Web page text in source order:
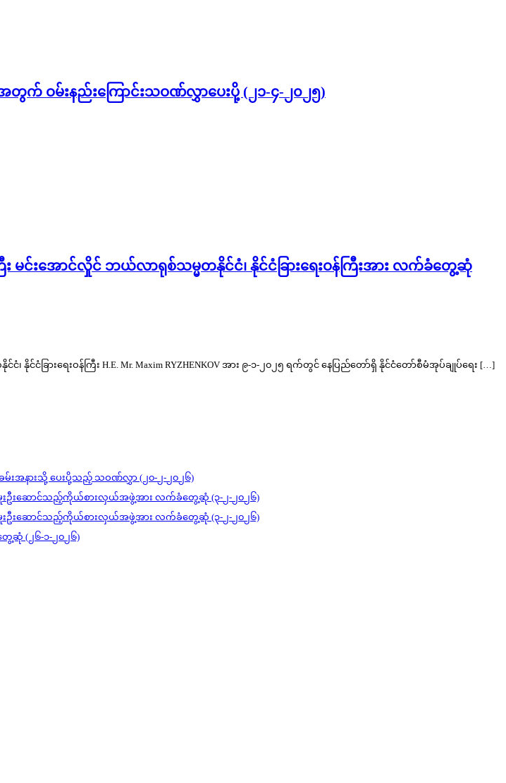
တွက် ဝမ်းနည်းကြောင်းသဝဏ်လွှာပေးပို့ (၂၁-၄-၂၀၂၅)
း မင်းအောင်လှိုင် ဘယ်လာရုစ်သမ္မတနိုင်ငံ၊ နိုင်ငံခြားရေးဝန်ကြီးအား လက်ခံတွေ့ဆုံ
ငံခြားရေးဝန်ကြီး H.E. Mr. Maxim RYZHENKOV အား ၉-၁-၂၀၂၅ ရက်တွင် နေပြည်တော်ရှိ နိုင်ငံတော်စီမံအုပ်ချုပ်ရေး […]
ခမ်းအနားသို့ ပေးပို့သည့် သဝဏ်လွှာ (၂၀-၂-၂၀၂၆)
းမှူးဦးဆောင်သည့်ကိုယ်စားလှယ်အဖွဲ့အား လက်ခံတွေ့ဆုံ (၃-၂-၂၀၂၆)
းမှူးဦးဆောင်သည့်ကိုယ်စားလှယ်အဖွဲ့အား လက်ခံတွေ့ဆုံ (၃-၂-၂၀၂၆)
ေ့ဆုံ (၂၆-၁-၂၀၂၆)